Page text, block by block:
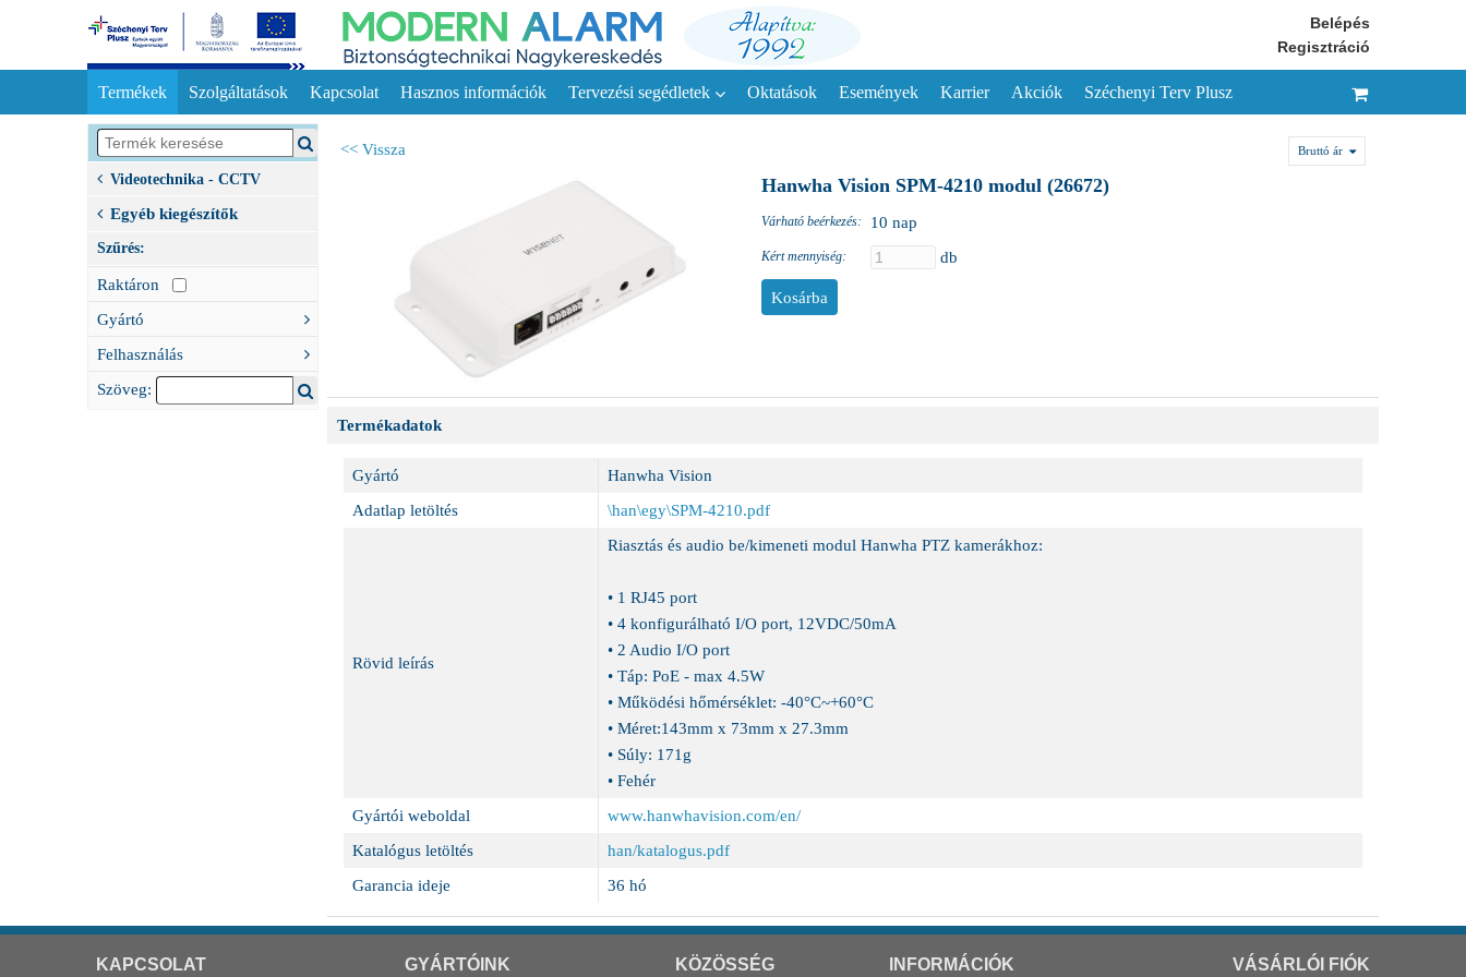
Belépés
Regisztráció
Termékek Szolgáltatások Kapcsolat Hasznos információk Tervezési segédletek Oktatások Események Karrier Akciók Széchenyi Terv Plusz
Videotechnika - CCTV
Egyéb kiegészítők
Szűrés:
Raktáron
Gyártó
Felhasználás
Szöveg:
<< Vissza Bruttó ár
Hanwha Vision SPM-4210 modul (26672)
Várható beérkezés: 10 nap
Kért mennyiség: db
Termékadatok
Gyártó
Hanwha Vision
Adatlap letöltés
\han\egy\SPM-4210.pdf
Rövid leírás
Riasztás és audio be/kimeneti modul Hanwha PTZ kamerákhoz:
• 1 RJ45 port
• 4 konfigurálható I/O port, 12VDC/50mA
• 2 Audio I/O port
• Táp: PoE - max 4.5W
• Működési hőmérséklet: -40°C~+60°C
• Méret:143mm x 73mm x 27.3mm
• Súly: 171g
• Fehér
Gyártói weboldal
www.hanwhavision.com/en/
Katalógus letöltés
han/katalogus.pdf
Garancia ideje
36 hó
KAPCSOLAT VÁSÁRLÓI FIÓK
KÖZÖSSÉG INFORMÁCIÓK
GYÁRTÓINK